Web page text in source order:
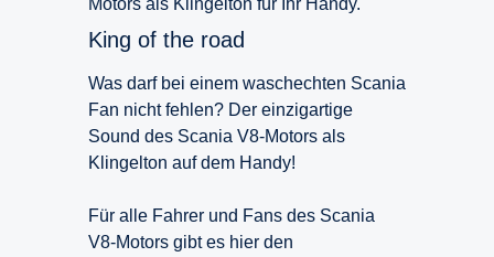
Motors als Klingelton für Ihr Handy.
King of the road
Was darf bei einem waschechten Scania
Fan nicht fehlen? Der einzigartige
Sound des Scania V8-Motors als
Klingelton auf dem Handy!
Für alle Fahrer und Fans des Scania
V8-Motors gibt es hier den